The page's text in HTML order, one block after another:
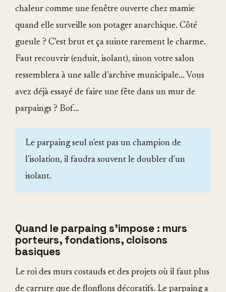
chaleur comme une fenêtre ouverte chez mamie
quand elle surveille son potager anarchique. Côté
gueule ? C’est brut et ça suinte rarement le charme.
Faut recouvrir (enduit, isolant), sinon votre salon
ressemblera à une salle d’archive municipale… Vous
avez déjà essayé de faire une fête dans un mur de
parpaings ? Bof…
Le parpaing seul n'est pas un champion de
l'isolation, il faudra souvent le doubler d'un
isolant.
Quand le parpaing s'impose : murs
porteurs, fondations, cloisons
basiques
Le roi des murs costauds et des projets où il faut plus
de carrure que de flonflons décoratifs. Le parpaing a